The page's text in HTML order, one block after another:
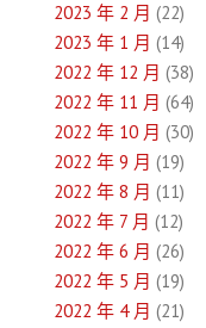
2023 年 2 月 (22)
2023 年 1 月 (14)
2022 年 12 月 (38)
2022 年 11 月 (64)
2022 年 10 月 (30)
2022 年 9 月 (19)
2022 年 8 月 (11)
2022 年 7 月 (12)
2022 年 6 月 (26)
2022 年 5 月 (19)
2022 年 4 月 (21)